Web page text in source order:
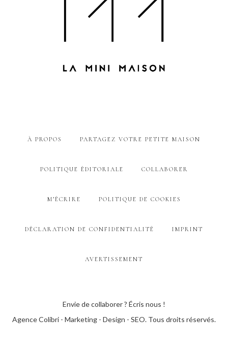
À PROPOS PARTAGEZ VOTRE PETITE MAISON
POLITIQUE ÉDITORIALE COLLABORER
M’ÉCRIRE POLITIQUE DE COOKIES
DÉCLARATION DE CONFIDENTIALITÉ IMPRINT
AVERTISSEMENT
Envie de collaborer ? Écris nous !
Agence Colibri - Marketing - Design - SEO. Tous droits réservés.